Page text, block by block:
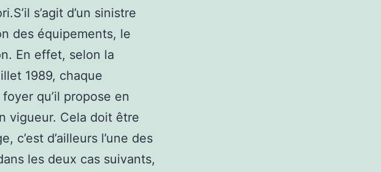
s’agit d’un sinistre
des équipements, le
En effet, selon la
1989, chaque
qu’il propose en
vigueur. Cela doit être
c’est d’ailleurs l’une des
les deux cas suivants,